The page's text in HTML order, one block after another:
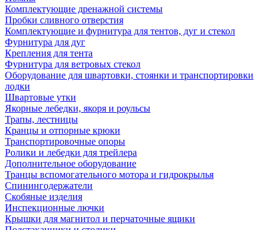
Комплектующие дренажной системы
Пробки сливного отверстия
Комплектующие и фурнитура для тентов, дуг и стекол
Фурнитура для дуг
Крепления для тента
Фурнитура для ветровых стекол
Оборудование для швартовки, стоянки и транспортировки
лодки
Швартовые утки
Якорные лебедки, якоря и роульсы
Трапы, лестницы
Кранцы и отпорные крюки
Транспортировочные опоры
Ролики и лебедки для трейлера
Дополнительное оборудование
Транцы вспомогательного мотора и гидрокрылья
Спинингодержатели
Скобяные изделия
Инспекционные лючки
Крышки для магнитол и перчаточные ящики